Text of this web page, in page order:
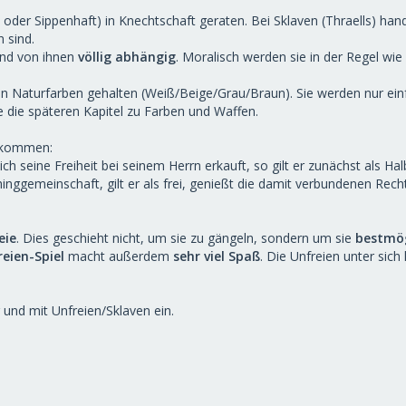
Sippenhaft) in Knechtschaft geraten. Bei Sklaven (Thraells)
sind.
von ihnen völlig abhängig. Moralisch werden sie in der Regel
Naturfarben gehalten (Weiß/Beige/Grau/Braun). Sie werden nur
späteren Kapitel zu Farben und Waffen.
seine Freiheit bei seinem Herrn erkauft, so gilt er zunächst als
gilt er als frei, genießt die damit verbundenen
. Dies geschieht nicht, um sie zu gängeln, sondern um sie
Spiel macht außerdem sehr viel Spaß. Die Unfreien unter
mit Unfreien/Sklaven ein.